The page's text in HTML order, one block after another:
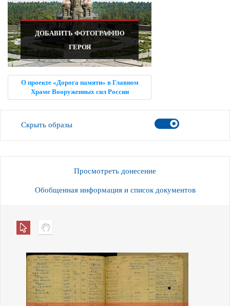
ДОБАВИТЬ ФОТОГРАФИЮ
ГЕРОЯ
О проекте «Дорога памяти» в Главном
Храме Вооруженных сил России
Скрыть образы
Просмотреть донесение
Обобщенная информация и список документов